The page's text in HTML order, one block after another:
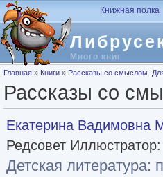
Перейти к основному содержанию
Много книг
Книжная полка
Вы здесь
Главная » Книги » Рассказы со смыслом.
Рассказы со
Екатерина Вадимовна
Редсовет Иллюстратор:
Детская литература: